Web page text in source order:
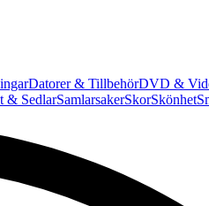
Datorer & TillbehörDVD &
& SedlarSamlarsakerSkorSkönhet